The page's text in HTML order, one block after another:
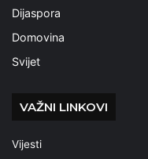
Dijaspora
Domovina
Svijet
VAŽNI LINKOVI
Vijesti